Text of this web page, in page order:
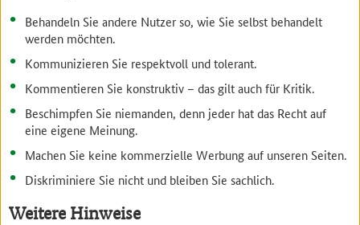
Behandeln Sie andere Nutzer so, wie Sie selbst behandelt
werden möchten.
Kommunizieren Sie respektvoll und tolerant.
Kommentieren Sie konstruktiv – das gilt auch für Kritik.
Beschimpfen Sie niemanden, denn jeder hat das Recht auf
eine eigene Meinung.
Machen Sie keine kommerzielle Werbung auf unseren Seiten.
Diskriminiere Sie nicht und bleiben Sie sachlich.
Weitere Hinweise